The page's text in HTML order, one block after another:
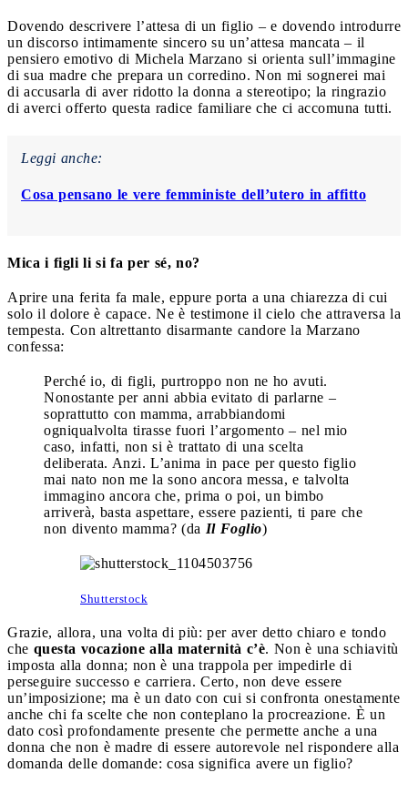
Dovendo descrivere l’attesa di un figlio – e dovendo introdurre
un discorso intimamente sincero su un’attesa mancata – il
pensiero emotivo di Michela Marzano si orienta sull’immagine
di sua madre che prepara un corredino. Non mi sognerei mai
di accusarla di aver ridotto la donna a stereotipo; la ringrazio
di averci offerto questa radice familiare che ci accomuna tutti.
Leggi anche:
Cosa pensano le vere femministe dell’utero in affitto
Mica i figli li si fa per sé, no?
Aprire una ferita fa male, eppure porta a una chiarezza di cui
solo il dolore è capace. Ne è testimone il cielo che attraversa la
tempesta. Con altrettanto disarmante candore la Marzano
confessa:
Perché io, di figli, purtroppo non ne ho avuti.
Nonostante per anni abbia evitato di parlarne –
soprattutto con mamma, arrabbiandomi
ogniqualvolta tirasse fuori l’argomento – nel mio
caso, infatti, non si è trattato di una scelta
deliberata. Anzi. L’anima in pace per questo figlio
mai nato non me la sono ancora messa, e talvolta
immagino ancora che, prima o poi, un bimbo
arriverà, basta aspettare, essere pazienti, ti pare che
non divento mamma? (da Il Foglio)
Shutterstock
Grazie, allora, una volta di più: per aver detto chiaro e tondo
che questa vocazione alla maternità c’è. Non è una schiavitù
imposta alla donna; non è una trappola per impedirle di
perseguire successo e carriera. Certo, non deve essere
un’imposizione; ma è un dato con cui si confronta onestamente
anche chi fa scelte che non conteplano la procreazione. È un
dato così profondamente presente che permette anche a una
donna che non è madre di essere autorevole nel rispondere alla
domanda delle domande: cosa significa avere un figlio?